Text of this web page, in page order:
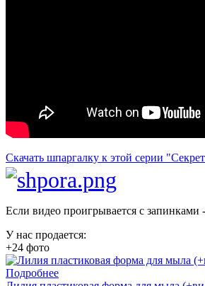
Скачать шпаргалку к этой серии
Если видео проигрывается с запинками
У нас продается:
+24 фото
Подробнее